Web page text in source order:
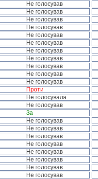
Не голосував
Не голосував
Не голосував
Не голосував
Не голосував
Не голосував
Не голосував
Не голосував
Не голосував
Не голосував
Не голосував
Проти
Не голосувала
Не голосував
За
Не голосував
Не голосував
Не голосував
Не голосував
Не голосував
Не голосував
Не голосував
Не голосував